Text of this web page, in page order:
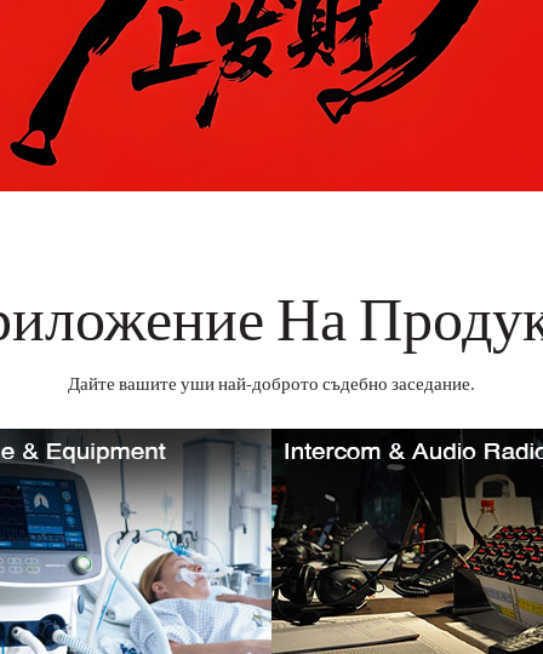
На
Дайте вашите уши най-доброто съдебно заседание.